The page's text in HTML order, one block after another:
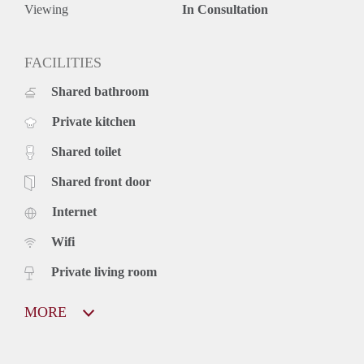
Viewing In Consultation
FACILITIES
Shared bathroom
Private kitchen
Shared toilet
Shared front door
Internet
Wifi
Private living room
MORE